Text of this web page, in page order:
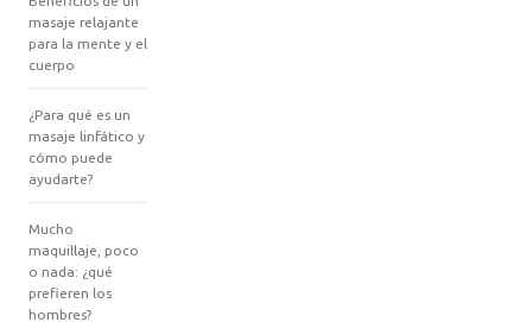
masaje relajante
para la mente y el
cuerpo
¿Para qué es un
masaje linfático y
cómo puede
ayudarte?
Mucho
maquillaje, poco
o nada: ¿qué
prefieren los
hombres?